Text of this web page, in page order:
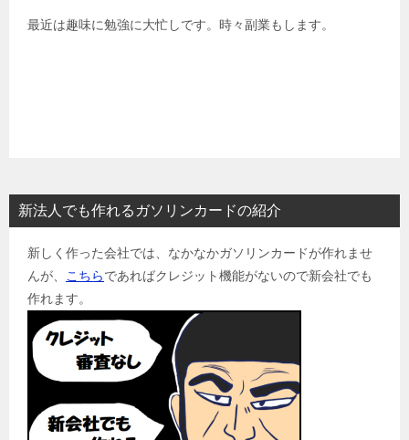
最近は趣味に勉強に大忙しです。時々副業もします。
新法人でも作れるガソリンカードの紹介
新しく作った会社では、なかなかガソリンカードが作れませ
んが、 こちらであればクレジット機能がないので新会社でも
作れます。